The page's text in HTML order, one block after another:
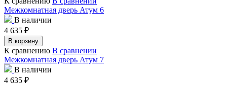
Межкомнатная дверь Атум 6
В наличии
4 635 ₽
В корзину
К сравнению В сравнении
Межкомнатная дверь Атум 7
В наличии
4 635 ₽